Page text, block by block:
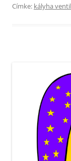
Címke: kályha